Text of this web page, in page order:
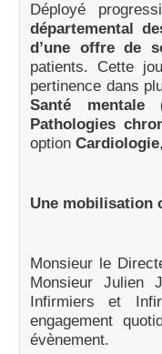
Déployé
départemental
d’une offre de
patients. Cette
pertinence dans
Santé mentale
Pathologies
option Cardiologie
Une mobilisation
Monsieur le
Monsieur Julien
Infirmiers et
engagement
évènement.